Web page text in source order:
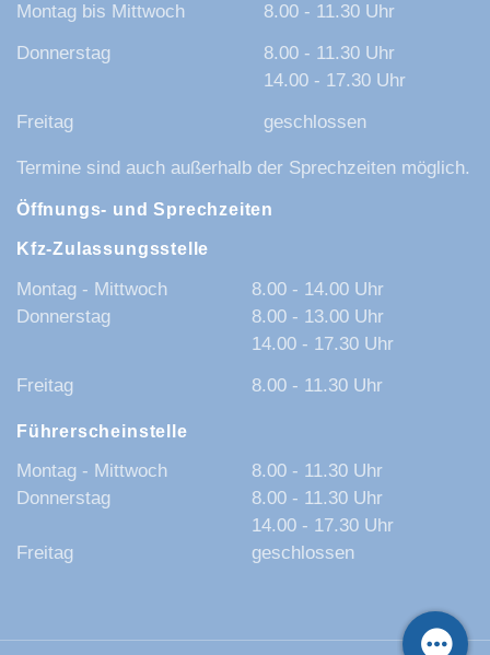
Montag bis Mittwoch
8.00 - 11.30 Uhr
Donnerstag
8.00 - 11.30 Uhr
14.00 - 17.30 Uhr
Freitag
geschlossen
Termine sind auch außerhalb der Sprechzeiten möglich.
Öffnungs- und Sprechzeiten
Kfz-Zulassungsstelle
Montag - Mittwoch
8.00 - 14.00 Uhr
Donnerstag
8.00 - 13.00 Uhr
14.00 - 17.30 Uhr
Freitag
8.00 - 11.30 Uhr
Führerscheinstelle
Montag - Mittwoch
8.00 - 11.30 Uhr
Donnerstag
8.00 - 11.30 Uhr
14.00 - 17.30 Uhr
Freitag
geschlossen